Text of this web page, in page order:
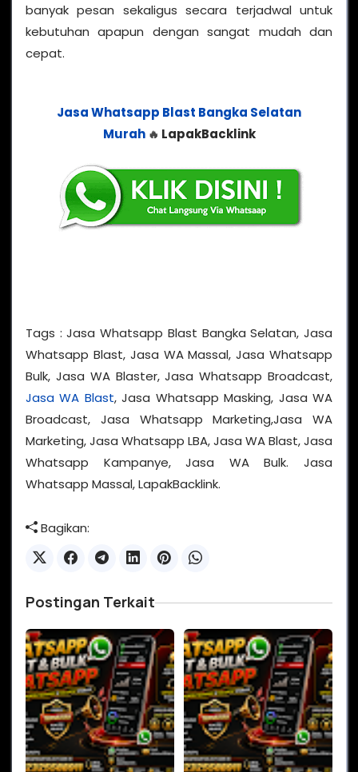
banyak pesan sekaligus secara terjadwal untuk
kebutuhan apapun dengan sangat mudah dan
cepat.
Jasa Whatsapp Blast Bangka Selatan
Murah 🔥 LapakBacklink
Tags : Jasa Whatsapp Blast Bangka Selatan, Jasa
Whatsapp Blast, Jasa WA Massal, Jasa Whatsapp
Bulk, Jasa WA Blaster, Jasa Whatsapp Broadcast,
Jasa WA Blast, Jasa Whatsapp Masking, Jasa WA
Broadcast, Jasa Whatsapp Marketing,Jasa WA
Marketing, Jasa Whatsapp LBA, Jasa WA Blast, Jasa
Whatsapp Kampanye, Jasa WA Bulk. Jasa
Whatsapp Massal, LapakBacklink.
Bagikan:
Postingan Terkait